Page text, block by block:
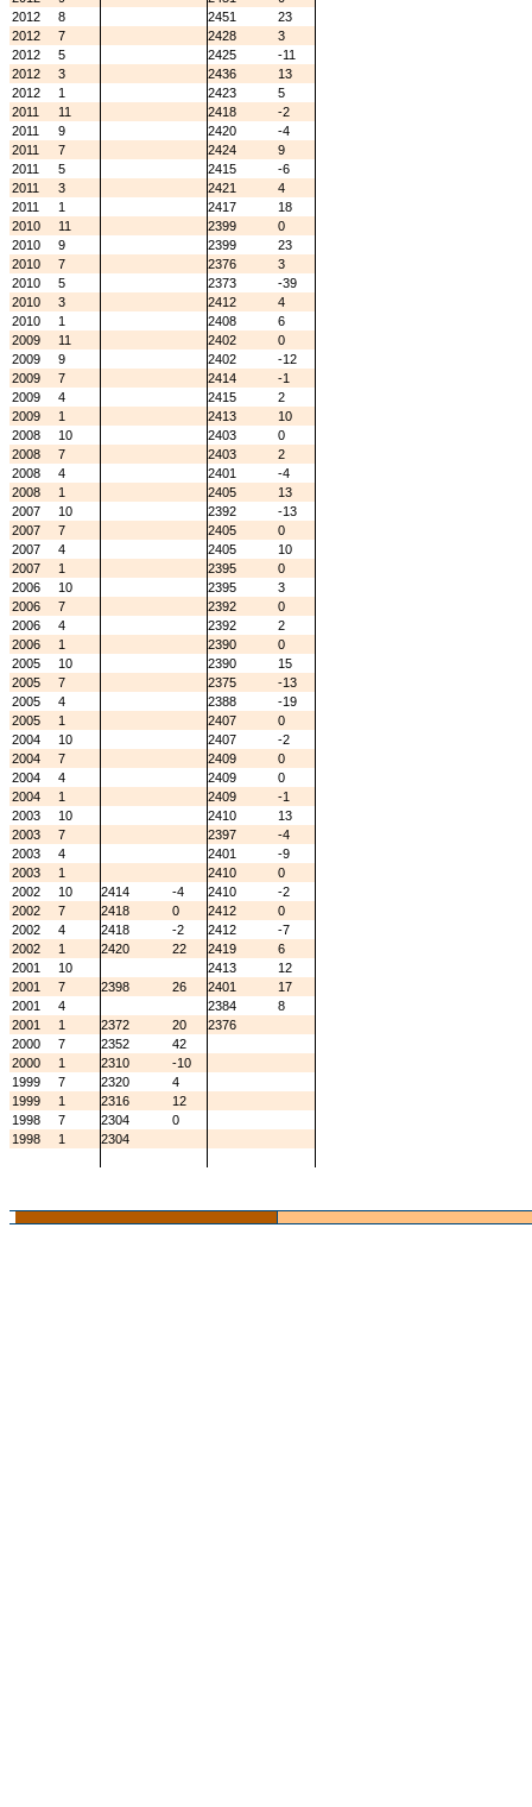
2012
8 2451
23
2012
7 2428
3
2012
5 2425
-11
2012
3 2436
13
2012
1 2423
5
2011
11 2418
-2
2011
9 2420
-4
2011
7 2424
9
2011
5 2415
-6
2011
3 2421
4
2011
1 2417
18
2010
11 2399
0
2010
9 2399
23
2010
7 2376
3
2010
5 2373
-39
2010
3 2412
4
2010
1 2408
6
2009
11 2402
0
2009
9 2402
-12
2009
7 2414
-1
2009
4 2415
2
2009
1 2413
10
2008
10 2403
0
2008
7 2403
2
2008
4 2401
-4
2008
1 2405
13
2007
10 2392
-13
2007
7 2405
0
2007
4 2405
10
2007
1 2395
0
2006
10 2395
3
2006
7 2392
0
2006
4 2392
2
2006
1 2390
0
2005
10 2390
15
2005
7 2375
-13
2005
4 2388
-19
2005
1 2407
0
2004
10 2407
-2
2004
7 2409
0
2004
4 2409
0
2004
1 2409
-1
2003
10 2410
13
2003
7 2397
-4
2003
4 2401
-9
2003
1 2410
0
2002
10 2414 -4 2410
-2
2002
7 2418 0 2412
0
2002
4 2418 -2 2412
-7
2002
1 2420 22 2419
6
2001
10 2413
12
2001
7 2398 26 2401
17
2001
4 2384
8
2001
1 2372 20
2376
2000
7 2352
42
2000
1 2310
-10
1999
7 2320
4
1999
1 2316
12
1998
7 2304
0
1998
1 2304